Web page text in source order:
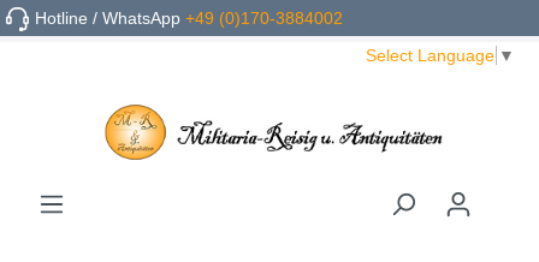
Hotline / WhatsApp+49 (0)170-3884002
Select Language ▼